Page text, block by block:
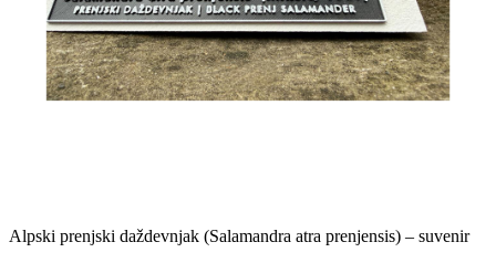
Alpski prenjski daždevnjak (Salamandra atra prenjensis) – suvenir